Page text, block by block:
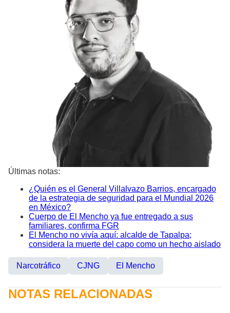
Últimas notas:
¿Quién es el General Villalvazo Barrios, encargado
de la estrategia de seguridad para el Mundial 2026
en México?
Cuerpo de El Mencho ya fue entregado a sus
familiares, confirma FGR
El Mencho no vivía aquí: alcalde de Tapalpa;
considera la muerte del capo como un hecho aislado
Narcotráfico CJNG El Mencho
NOTAS RELACIONADAS